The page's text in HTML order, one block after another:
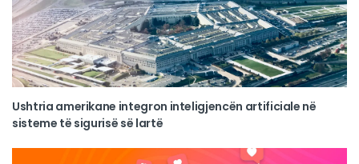
Ushtria amerikane integron inteligjencën artificiale në
sisteme të sigurisë së lartë